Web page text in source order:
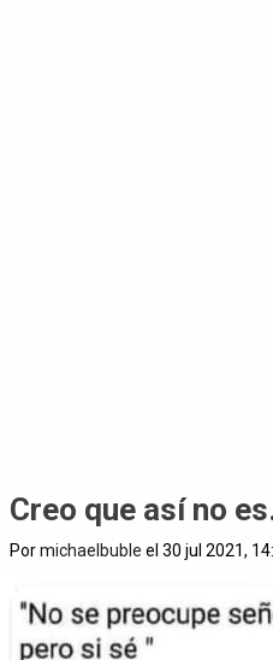
Creo que así no
Pormichaelbuble el 30 jul 2021,